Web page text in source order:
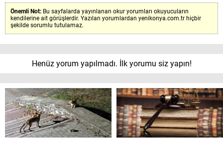
Önemli Not: Bu sayfalarda yayınlanan okur yorumları okuyucuların
kendilerine ait görüşlerdir. Yazılan yorumlardan yenikonya.com.tr hiçbir
şekilde sorumlu tutulamaz.
Henüz yorum yapılmadı. İlk yorumu siz yapın!